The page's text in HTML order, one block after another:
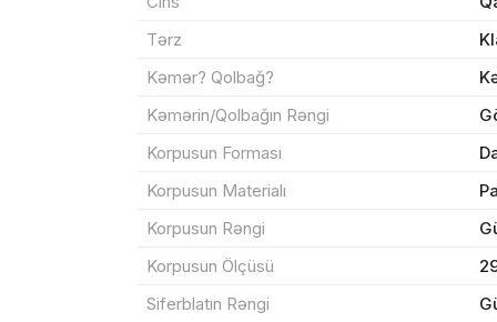
Tərz
Kəmər? Qolbağ?
Kəmərin/Qolbağın Rəngi
Korpusun Forması
Korpusun Materialı
Korpusun Rəngi
Korpusun Ölçüsü
Siferblatın Rəngi